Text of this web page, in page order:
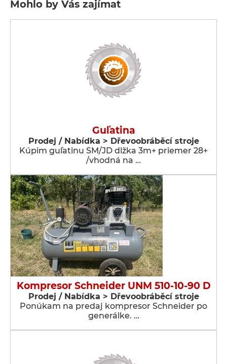
Mohlo by Vás zajímat
Guľatina
Prodej / Nabídka > Dřevoobráběcí stroje
Kúpim guľatinu SM/JD dlžka 3m+ priemer 28+
/vhodná na …
Kompresor Schneider UNM 510-10-90 D
Prodej / Nabídka > Dřevoobráběcí stroje
Ponúkam na predaj kompresor Schneider po
generálke. …